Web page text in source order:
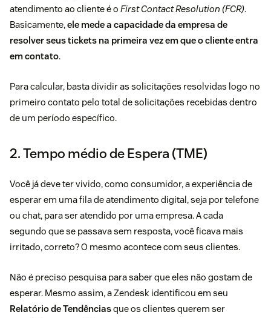
atendimento ao cliente é o First Contact Resolution (FCR).
Basicamente,ele mede a capacidade da empresa de
resolver seus tickets na primeira vez em que o cliente entra
em contato.
Para calcular, basta dividir as solicitações resolvidas logo no
primeiro contato pelo total de solicitações recebidas dentro
de um período específico.
2. Tempo médio de Espera (TME)
Você já deve ter vivido, como consumidor, a experiência de
esperar em uma fila de atendimento digital, seja por telefone
ou chat, para ser atendido por uma empresa. A cada
segundo que se passava sem resposta, você ficava mais
irritado, correto? O mesmo acontece com seus clientes.
Não é preciso pesquisa para saber que eles não gostam de
esperar. Mesmo assim, a Zendesk identificou em seu
Relatório de Tendênciasque os clientes querem ser